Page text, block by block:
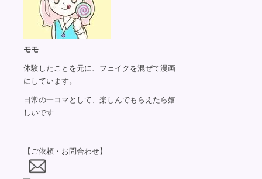
モモ
体験したことを元に、フェイクを混ぜて漫画
にしています。
日常の一コマとして、楽しんでもらえたら嬉
しいです
【ご依頼・お問合わせ】